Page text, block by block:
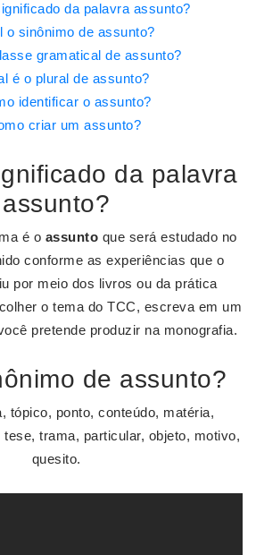
da palavra assunto?
o sinônimo de assunto?
gramatical de assunto?
é o plural de assunto?
identificar o assunto?
criar um assunto?
da palavra
assunto?
é o assunto que será estudado no
conforme as experiências que o
por meio dos livros ou da prática
o tema do TCC, escreva em um
pretende produzir na monografia.
de assunto?
tópico, ponto, conteúdo, matéria,
trama, particular, objeto, motivo,
quesito.